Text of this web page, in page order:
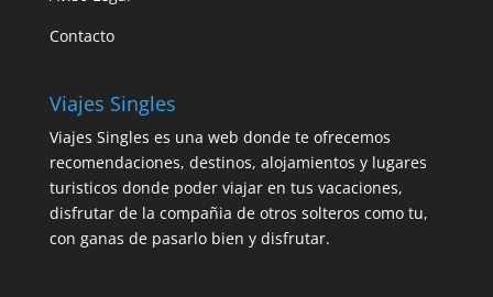
Contacto
Viajes Singles
Viajes Singles es una web donde te ofrecemos
recomendaciones, destinos, alojamientos y lugares
turisticos donde poder viajar en tus vacaciones,
disfrutar de la compañia de otros solteros como tu,
con ganas de pasarlo bien y disfrutar.